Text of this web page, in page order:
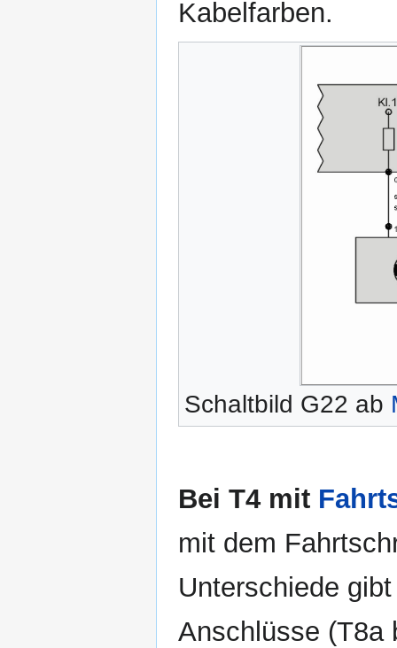
Kabelfarben.
Schaltbild G22 ab
Bei T4 mit
mit dem
Unterschiede
Anschlüsse (T8a